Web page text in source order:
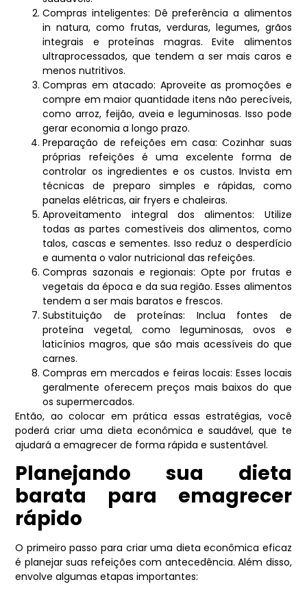
Compras inteligentes: Dê preferência a alimentos
in natura, como frutas, verduras, legumes, grãos
integrais e proteínas magras. Evite alimentos
ultraprocessados, que tendem a ser mais caros e
menos nutritivos.
Compras em atacado: Aproveite as promoções e
compre em maior quantidade itens não perecíveis,
como arroz, feijão, aveia e leguminosas. Isso pode
gerar economia a longo prazo.
Preparação de refeições em casa: Cozinhar suas
próprias refeições é uma excelente forma de
controlar os ingredientes e os custos. Invista em
técnicas de preparo simples e rápidas, como
panelas elétricas, air fryers e chaleiras.
Aproveitamento integral dos alimentos: Utilize
todas as partes comestíveis dos alimentos, como
talos, cascas e sementes. Isso reduz o desperdício
e aumenta o valor nutricional das refeições.
Compras sazonais e regionais: Opte por frutas e
vegetais da época e da sua região. Esses alimentos
tendem a ser mais baratos e frescos.
Substituição de proteínas: Inclua fontes de
proteína vegetal, como leguminosas, ovos e
laticínios magros, que são mais acessíveis do que
carnes.
Compras em mercados e feiras locais: Esses locais
geralmente oferecem preços mais baixos do que
os supermercados.
Então, ao colocar em prática essas estratégias, você
poderá criar uma dieta econômica e saudável, que te
ajudará a emagrecer de forma rápida e sustentável.
Planejando sua dieta
barata para emagrecer
rápido
O primeiro passo para criar uma dieta econômica eficaz
é planejar suas refeições com antecedência. Além disso,
envolve algumas etapas importantes: